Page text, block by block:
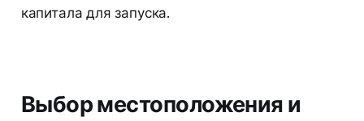
капитала для запуска.
Выбор местоположения и